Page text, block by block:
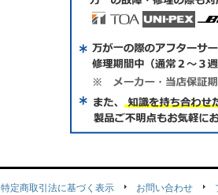
特定商取引法に基づく表示 お問い合わせ